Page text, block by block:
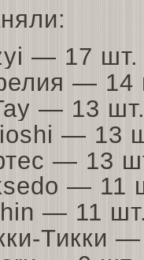
— 17
—
— 13
— 13
— 13
—
— 11
Тикки